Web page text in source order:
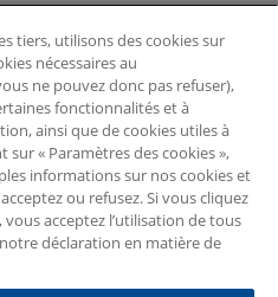
statement
tiers, utilisons des cookies sur
nécessaires au
ne pouvez donc pas refuser),
fonctionnalités et à
ainsi que de cookies utiles à
« Paramètres des cookies »,
informations sur nos cookies et
ou refusez. Si vous cliquez
acceptez l’utilisation de tous
déclaration en matière de